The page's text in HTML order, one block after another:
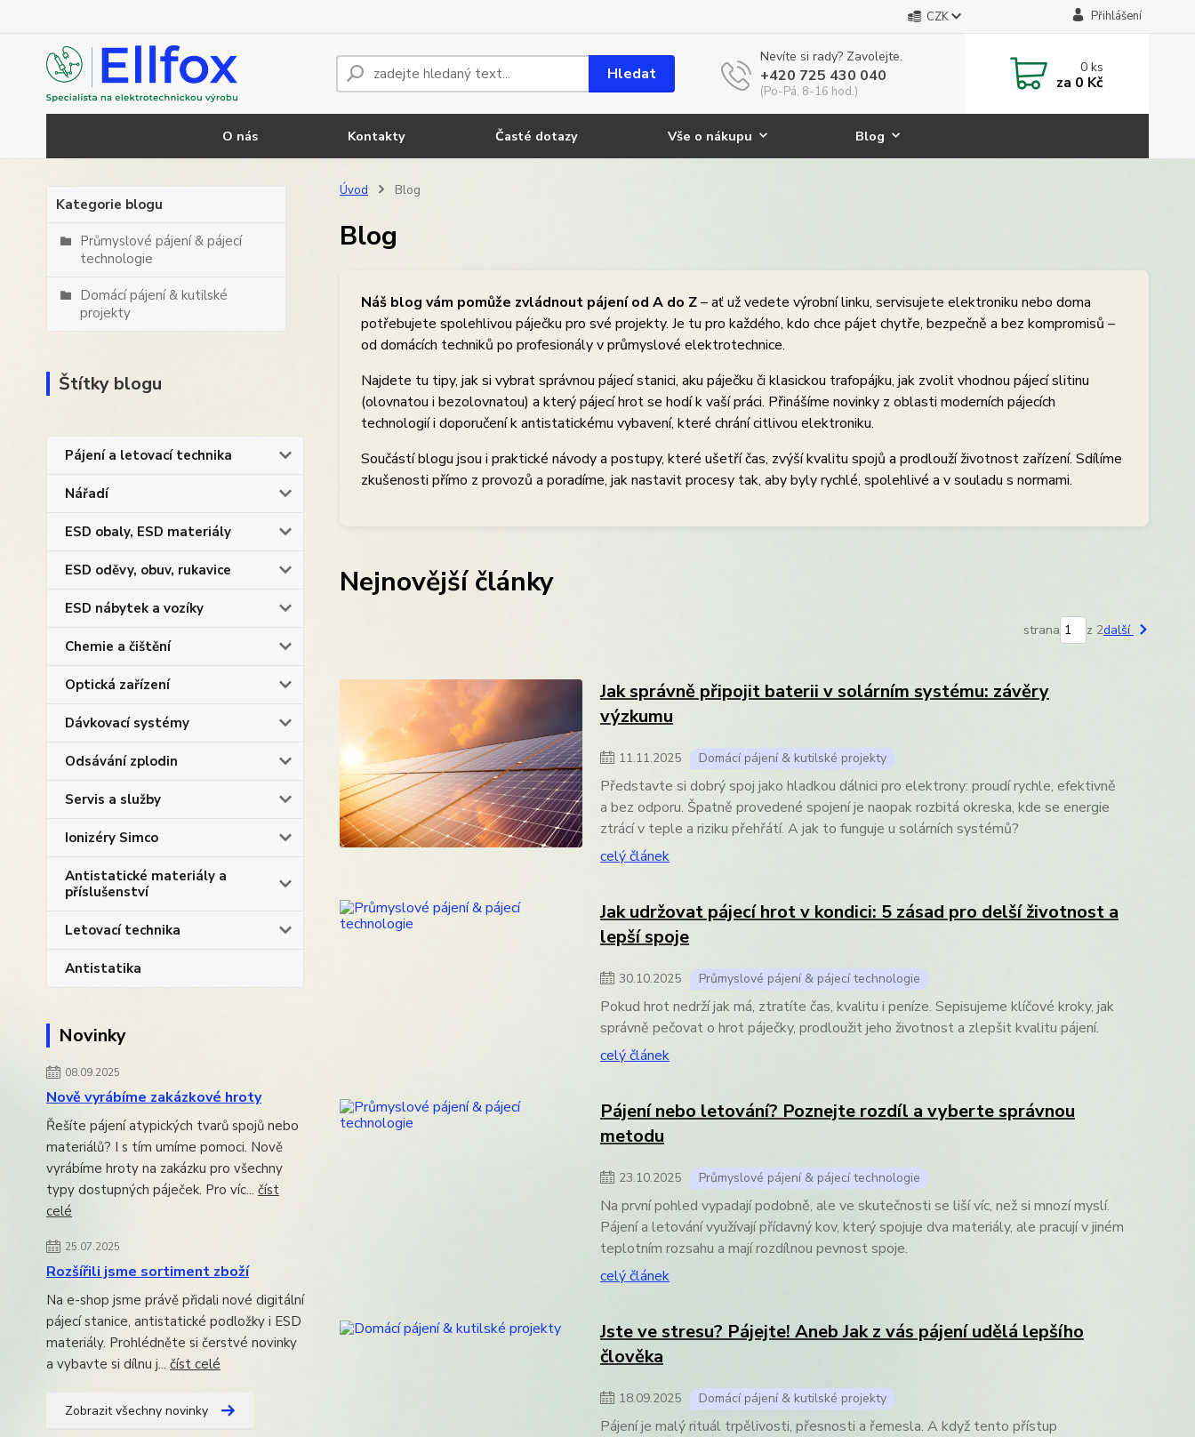
O nás Kontakty Časté dotazy Vše o nákupu Blog
CZK Přihlášení
Hledat
Nevíte si rady? Zavolejte.
+420 725 430 040
(Po-Pá, 8-16 hod.)
0ks
za 0 Kč
Kategorie blogu
Průmyslové pájení & pájecí
technologie
Domácí pájení & kutilské
projekty
Štítky blogu
Pájení a letovací technika
Nářadí
ESD obaly, ESD materiály
ESD oděvy, obuv, rukavice
ESD nábytek a vozíky
Chemie a čištění
Optická zařízení
Dávkovací systémy
Odsávání zplodin
Servis a služby
Ionizéry Simco
Antistatické materiály a
příslušenství
Letovací technika
Antistatika
Novinky
08.09.2025
Nově vyrábíme zakázkové hroty
Řešíte pájení atypických tvarů spojů nebo
materiálů? I s tím umíme pomoci. Nově
vyrábíme hroty na zakázku pro všechny
typy dostupných páječek. Pro víc... číst
celé
25.07.2025
Rozšířili jsme sortiment zboží
Na e-shop jsme právě přidali nové digitální
pájecí stanice, antistatické podložky i ESD
materiály. Prohlédněte si čerstvé novinky
a vybavte si dílnu j... číst celé
Zobrazit všechny novinky
Úvod Blog
Blog
Náš blog vám pomůže zvládnout pájení od A do Z– ať už vedete výrobní linku, servisujete elektroniku nebo doma
potřebujete spolehlivou páječku pro své projekty. Je tu pro každého, kdo chce pájet chytře, bezpečně a bez kompromisů –
od domácích techniků po profesionály v průmyslové elektrotechnice.
Najdete tu tipy, jak si vybrat správnou pájecí stanici, aku páječku či klasickou trafopájku, jak zvolit vhodnou pájecí slitinu
(olovnatou i bezolovnatou) a který pájecí hrot se hodí k vaší práci. Přinášíme novinky z oblasti moderních pájecích
technologií i doporučení k antistatickému vybavení, které chrání citlivou elektroniku.
Součástí blogu jsou i praktické návody a postupy, které ušetří čas, zvýší kvalitu spojů a prodlouží životnost zařízení. Sdílíme
zkušenosti přímo z provozů a poradíme, jak nastavit procesy tak, aby byly rychlé, spolehlivé a v souladu s normami.
Nejnovější články
strana z 2další
Jak správně připojit baterii v solárním systému: závěry
výzkumu
11.11.2025 Domácí pájení & kutilské projekty
Představte si dobrý spoj jako hladkou dálnici pro elektrony: proudí rychle, efektivně
a bez odporu. Špatně provedené spojení je naopak rozbitá okreska, kde se energie
ztrácí v teple a riziku přehřátí. A jak to funguje u solárních systémů?
celý článek
Jak udržovat pájecí hrot v kondici: 5 zásad pro delší životnost a
lepší spoje
30.10.2025 Průmyslové pájení & pájecí technologie
Pokud hrot nedrží jak má, ztratíte čas, kvalitu i peníze. Sepisujeme klíčové kroky, jak
správně pečovat o hrot páječky, prodloužit jeho životnost a zlepšit kvalitu pájení.
celý článek
Pájení nebo letování? Poznejte rozdíl a vyberte správnou
metodu
23.10.2025 Průmyslové pájení & pájecí technologie
Na první pohled vypadají podobně, ale ve skutečnosti se liší víc, než si mnozí myslí.
Pájení a letování využívají přídavný kov, který spojuje dva materiály, ale pracují v jiném
teplotním rozsahu a mají rozdílnou pevnost spoje.
celý článek
Jste ve stresu? Pájejte! Aneb Jak z vás pájení udělá lepšího
člověka
18.09.2025 Domácí pájení & kutilské projekty
Pájení je malý rituál trpělivosti, přesnosti a řemesla. A když tento přístup